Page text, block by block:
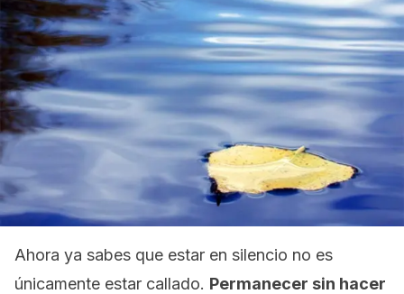
Ahora ya sabes que estar en silencio no es
únicamente estar callado. Permanecer sin hacer